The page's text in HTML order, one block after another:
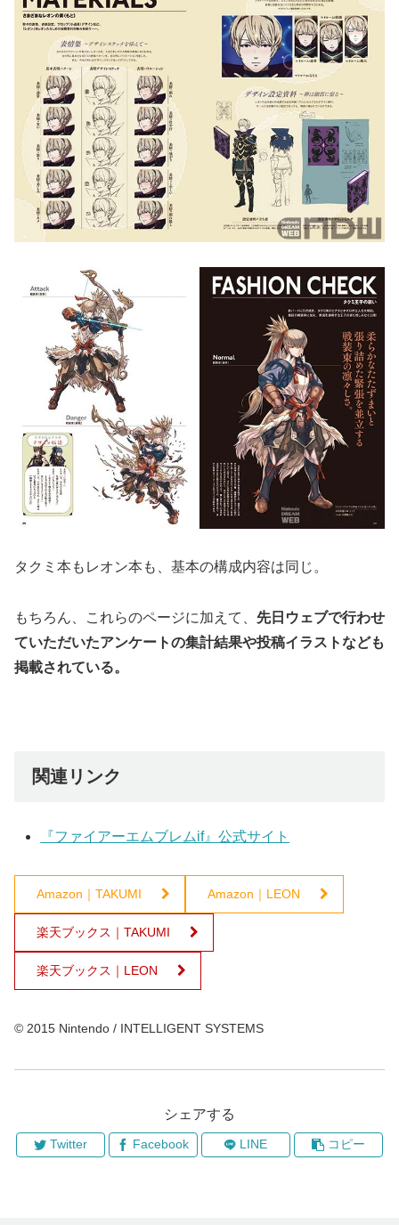
タクミ本もレオン本も、基本の構成内容は同じ。
もちろん、これらのページに加えて、 先日ウェブで行わせ
ていただいたアンケートの集計結果や投稿イラストなども
掲載されている。
関連リンク
『ファイアーエムブレムif』公式サイト
Amazon｜TAKUMI Amazon｜LEON
楽天ブックス｜TAKUMI
楽天ブックス｜LEON
© 2015 Nintendo / INTELLIGENT SYSTEMS
シェアする
Twitter Facebook LINE コピー